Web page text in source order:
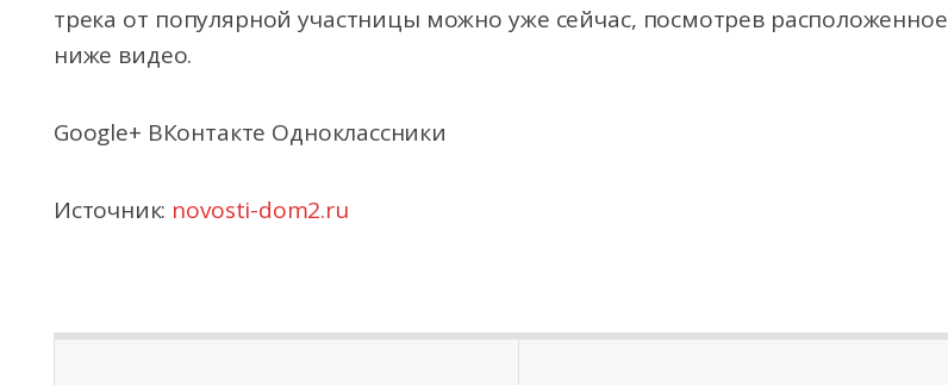
трека от популярной участницы можно уже сейчас, посмотрев расположенное
ниже видео.
Google+ ВКонтакте Одноклассники
Источник: novosti-dom2.ru